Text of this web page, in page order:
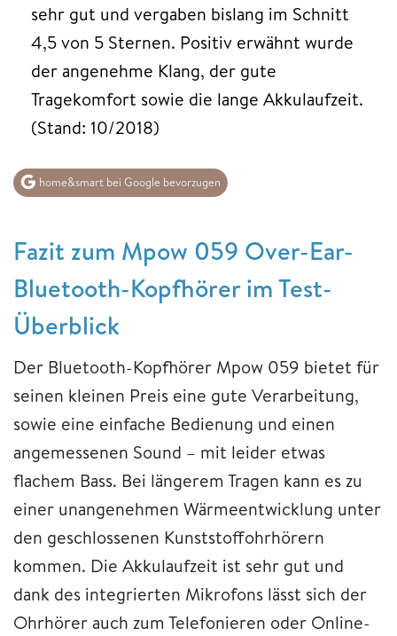
sehr gut und vergaben bislang im Schnitt
4,5 von 5 Sternen. Positiv erwähnt wurde
der angenehme Klang, der gute
Tragekomfort sowie die lange Akkulaufzeit.
(Stand: 10/2018)
home&smart bei Google bevorzugen
Fazit zum Mpow 059 Over-Ear-
Bluetooth-Kopfhörer im Test-
Überblick
Der Bluetooth-Kopfhörer Mpow 059 bietet für
seinen kleinen Preis eine gute Verarbeitung,
sowie eine einfache Bedienung und einen
angemessenen Sound – mit leider etwas
flachem Bass. Bei längerem Tragen kann es zu
einer unangenehmen Wärmeentwicklung unter
den geschlossenen Kunststoffohrhörern
kommen. Die Akkulaufzeit ist sehr gut und
dank des integrierten Mikrofons lässt sich der
Ohrhörer auch zum Telefonieren oder Online-